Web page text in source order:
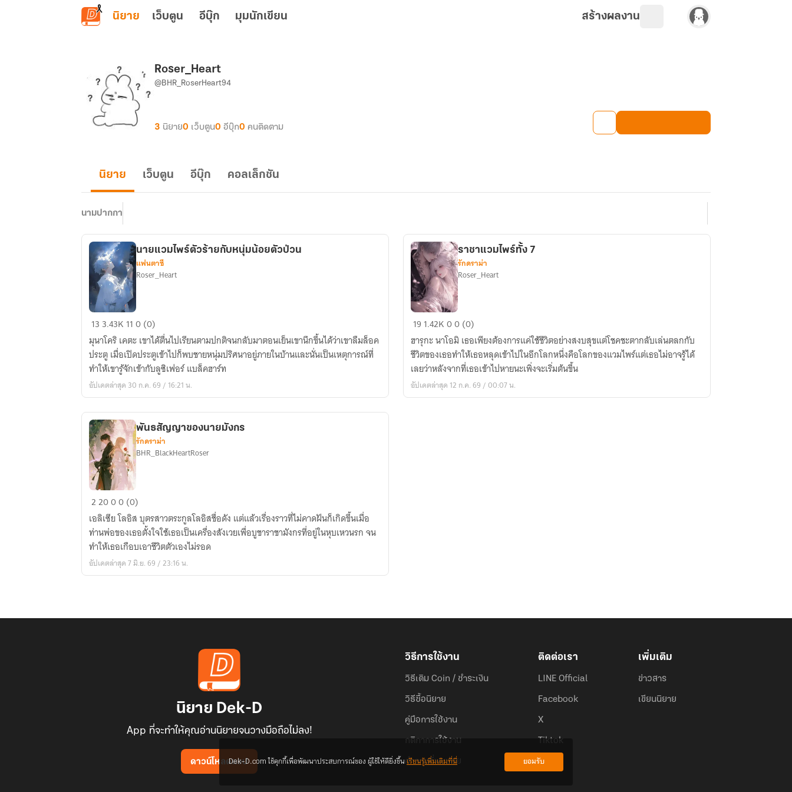
ข้ามไปยังเนื้อหาหลัก
นิยาย เว็บตูน อีบุ๊ก มุมนักเขียน สร้างผลงาน
Roser_Heart
@BHR_RoserHeart94
3 นิยาย0 เว็บตูน0 อีบุ๊ก0 คนติดตาม
นิยาย เว็บตูน อีบุ๊ก คอลเล็กชัน
นามปากกา
นาย
แวมไพร์
ตัว
ร้าย
กับ
หนุ่ม
ตัว
ป่วน
นายแวมไพร์ตัวร้ายกับหนุ่มน้อยตัวป่วน
แฟนตาซี
Roser_Heart
13 3.43K 110 (0)
มุนาโคริ เคตะ เขาได้ตื่นไปเรียนตามปกติจนกลับมาตอนเย็นเขานึกขึ้นได้ว่าเขาลืมล็อค
ประตู เมื่อเปิดประตูเข้าไปก็พบชายหนุ่มปริศนาอยู่ภายในบ้านและนั่นเป็นเหตุการณ์ที่
ทำให้เขารู้จักเข้ากับลูซิเฟอร์ แบล็คฮาร์ท
อัปเดตล่าสุด 30 ก.ค. 69 / 16:21 น.
ราชา
แวมไพร์
ทั้ง
7
ราชาแวมไพร์ทั้ง 7
รักดราม่า
Roser_Heart
19 1.42K00 (0)
ฮารุกะ นาโอมิ เธอเพียงต้องการแค่ใช้ชีวิตอย่างสงบสุขแต่โชคชะตากลับเล่นตลกกับ
ชีวิตของเธอทำให้เธอหลุดเข้าไปในอีกโลกหนึ่งคือโลกของแวมไพร์แต่เธอไม่อาจรู้ได้
เลยว่าหลังจากที่เธอเข้าไปหายนะเพิ่งจะเริ่มต้นขึ้น
อัปเดตล่าสุด 12 ก.ค. 69 / 00:07 น.
พันธ
สัญญา
ของ
นาย
มังกร
พันธสัญญาของนายมังกร
รักดราม่า
BHR_BlackHeartRoser
22000 (0)
เอลิเซีย โลอิส บุตรสาวตระกูลโลอิสชื่อดัง แต่แล้วเรื่องราวที่ไม่คาดฝันก็เกิดขึ้นเมื่อ
ท่านพ่อของเธอตั้งใจใช้เธอเป็นเครื่องสังเวยเพื่อบูชาราชามังกรที่อยู่ในหุบเหวนรก จน
ทำให้เธอเกือบเอาชีวิตตัวเองไม่รอด
อัปเดตล่าสุด 7 มิ.ย. 69 / 23:16 น.
นิยาย Dek-D
App ที่จะทำให้คุณอ่านนิยายจนวางมือถือไม่ลง!
ดาวน์โหลดแอป
วิธีการใช้งาน
วิธีเติม Coin / ชำระเงิน
วิธีซื้อนิยาย
คู่มือการใช้งาน
กติกาการใช้งาน
คำถามที่พบบ่อย
ติดต่อเรา
LINE Official
Facebook
X
Tiktok
เพิ่มเติม
ข่าวสาร
เขียนนิยาย
Dek-D.com ใช้คุกกี้เพื่อพัฒนาประสบการณ์ของ ผู้ใช้ให้ดียิ่งขึ้นเรียนรู้เพิ่มเติมที่นี่ ยอมรับ